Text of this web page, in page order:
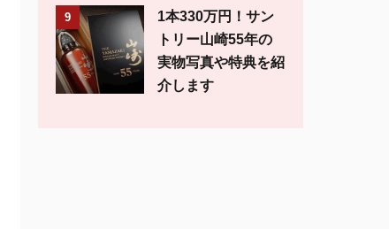
9
1本330万円！サン
トリー山崎55年の
実物写真や特典を紹
介します